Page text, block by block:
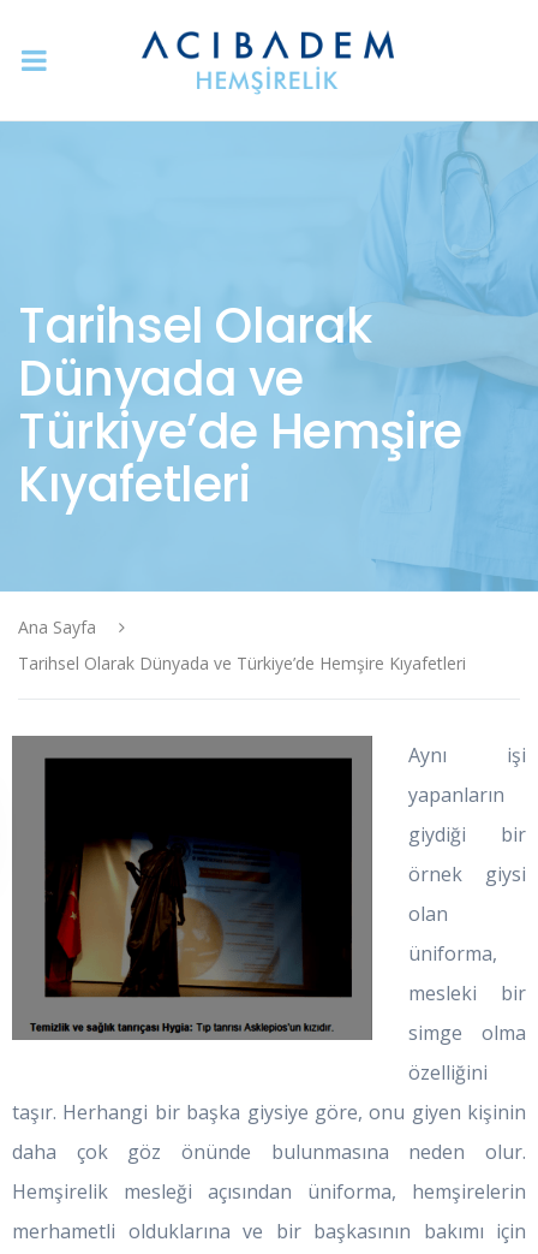
Tarihsel Olarak
Dünyada ve
Türkiye’de Hemşire
Kıyafetleri
Ana Sayfa
Tarihsel Olarak Dünyada ve Türkiye’de Hemşire Kıyafetleri
Aynı işi
yapanların
giydiği bir
örnek giysi
olan
üniforma,
mesleki bir
simge olma
özelliğini
taşır. Herhangi bir başka giysiye göre, onu giyen kişinin
daha çok göz önünde bulunmasına neden olur.
Hemşirelik mesleği açısından üniforma, hemşirelerin
merhametli olduklarına ve bir başkasının bakımı için